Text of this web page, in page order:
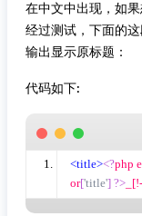
在中文中出现，如
经过测试，下面的
输出显示原标题：
代码如下:
<title><?php
or['title'] ?>